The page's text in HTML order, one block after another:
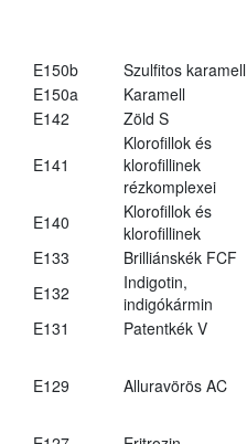
E150b
Szulfitos karamell
E150a
Karamell
E142
Zöld S
E141
Klorofillok és
klorofillinek
rézkomplexei
E140
Klorofillok és
klorofillinek
E133
Brilliánskék FCF
E132
Indigotin,
indigókármin
E131
Patentkék V
E129 Alluravörös AC